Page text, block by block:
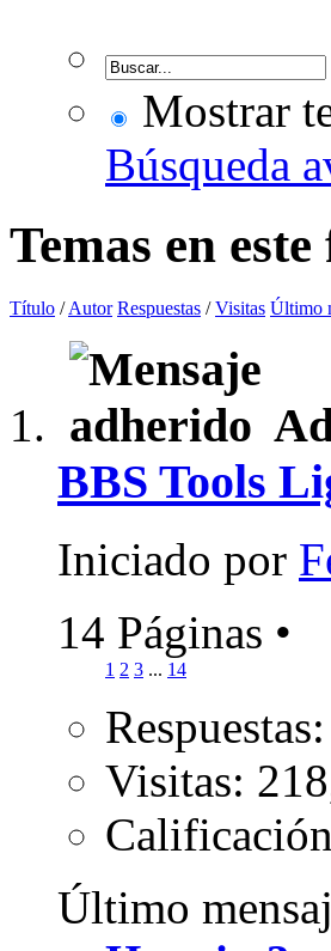
Mostrar
Búsqueda
Temas en
Título /Autor Respuestas /Visitas Último
BBS Tools
Iniciado por
14 Páginas •
1 2 3 ... 14
Visitas:
Último